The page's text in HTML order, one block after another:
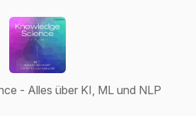
- Alles über KI, ML und NLP